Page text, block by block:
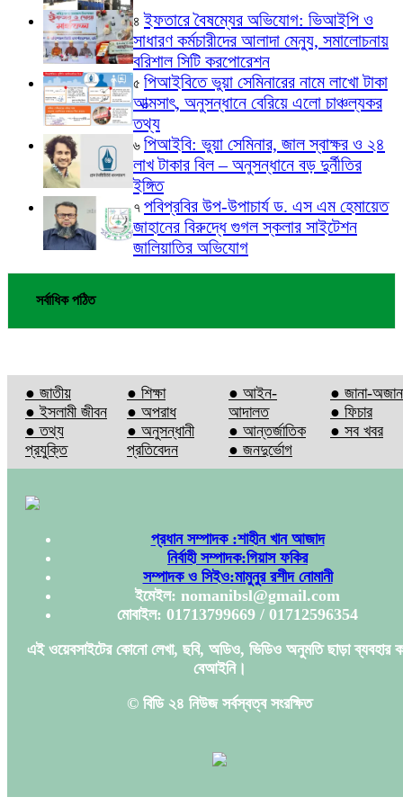
৪ ইফতারে বৈষম্যের অভিযোগ: ভিআইপি ও
সাধারণ কর্মচারীদের আলাদা মেন্যু, সমালোচনায়
বরিশাল সিটি করপোরেশন
৫ পিআইবিতে ভুয়া সেমিনারের নামে লাখো টাকা
আত্মসাৎ, অনুসন্ধানে বেরিয়ে এলো চাঞ্চল্যকর
তথ্য
৬ পিআইবি: ভুয়া সেমিনার, জাল স্বাক্ষর ও ২৪
লাখ টাকার বিল – অনুসন্ধানে বড় দুর্নীতির
ইঙ্গিত
৭ পবিপ্রবির উপ-উপাচার্য ড. এস এম হেমায়েত
জাহানের বিরুদ্ধে গুগল স্কলার সাইটেশন
জালিয়াতির অভিযোগ
সর্বাধিক পঠিত
● জাতীয়
● ইসলামী জীবন
● তথ্য
প্রযুক্তি
● শিক্ষা
● অপরাধ
● অনুসন্ধানী
প্রতিবেদন
● আইন-
আদালত
● আন্তর্জাতিক
● জনদুর্ভোগ
● জানা-
● ফিচার
● সব খবর
প্রধান সম্পাদক :শাহীন খান আজাদ
নির্বাহী সম্পাদক:গিয়াস ফকির
সম্পাদক ও সিইও:মামুনুর রশীদ নোমানী
ইমেইল: nomanibsl@gmail.com
মোবাইল: 01713799669 / 01712596354
এই ওয়েবসাইটের কোনো লেখা, ছবি, অডিও, ভিডিও অনুমতি ছাড়া ব্যবহার
বেআইনি।
© বিডি ২৪ নিউজ সর্বস্বত্ব সংরক্ষিত